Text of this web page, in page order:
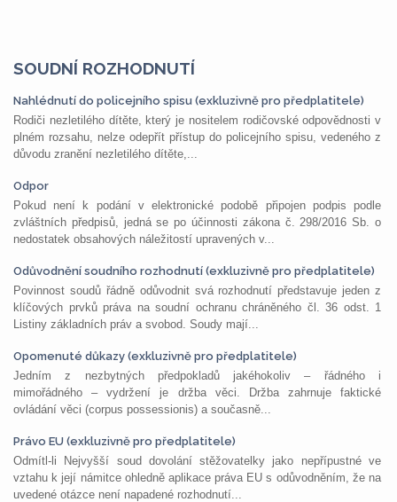
SOUDNÍ ROZHODNUTÍ
Nahlédnutí do policejního spisu (exkluzivně pro předplatitele)
Rodiči nezletilého dítěte, který je nositelem rodičovské odpovědnosti v
plném rozsahu, nelze odepřít přístup do policejního spisu, vedeného z
důvodu zranění nezletilého dítěte,...
Odpor
Pokud není k podání v elektronické podobě připojen podpis podle
zvláštních předpisů, jedná se po účinnosti zákona č. 298/2016 Sb. o
nedostatek obsahových náležitostí upravených v...
Odůvodnění soudního rozhodnutí (exkluzivně pro předplatitele)
Povinnost soudů řádně odůvodnit svá rozhodnutí představuje jeden z
klíčových prvků práva na soudní ochranu chráněného čl. 36 odst. 1
Listiny základních práv a svobod. Soudy mají...
Opomenuté důkazy (exkluzivně pro předplatitele)
Jedním z nezbytných předpokladů jakéhokoliv – řádného i
mimořádného – vydržení je držba věci. Držba zahrnuje faktické
ovládání věci (corpus possessionis) a současně...
Právo EU (exkluzivně pro předplatitele)
Odmítl-li Nejvyšší soud dovolání stěžovatelky jako nepřípustné ve
vztahu k její námitce ohledně aplikace práva EU s odůvodněním, že na
uvedené otázce není napadené rozhodnutí...